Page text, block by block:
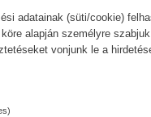
vízpartra! A Kispecások
compó, keszeg, meg
a lehetőséget! Jó
adatainak (süti/cookie)
alapján személyre
vonjunk le a